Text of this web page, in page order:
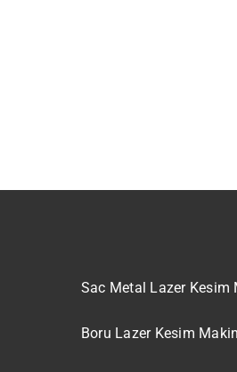
Sac Metal Lazer Kesim
Boru Lazer Kesim